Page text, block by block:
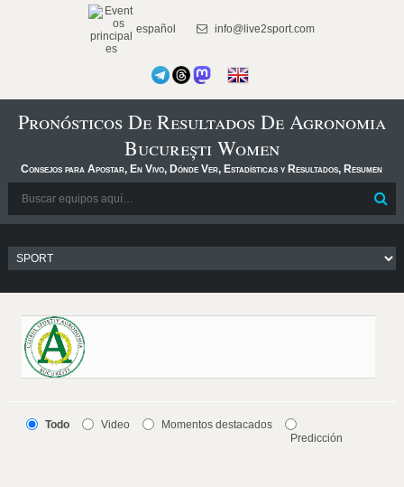
español info@live2sport.com
Pronósticos De Resultados De Agronomia
București Women
Consejos para Apostar, En Vivo, Dónde Ver, Estadísticas y Resultados, Resumen
Todo Video
Momentos destacados
Predicción